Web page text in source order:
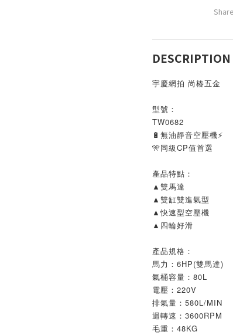
Share
DESCRIPTION
宇慶網拍 尚椿五金
型號：
TW0682
🔋無油靜音空壓機⚡
🎌同級CP值首選
產品特點：
▲雙馬達
▲雙缸雙進氣型
▲快速型空壓機
▲四輪好滑
產品規格：
馬力：6HP(雙馬達)
氣桶容量：80L
電壓：220V
排氣量：580L/MIN
迴轉速：3600RPM
毛重：48KG